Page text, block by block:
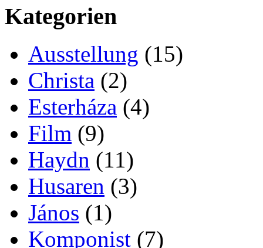
Kategorien
Ausstellung (15)
Christa (2)
Esterháza (4)
Film (9)
Haydn (11)
Husaren (3)
János (1)
Komponist (7)